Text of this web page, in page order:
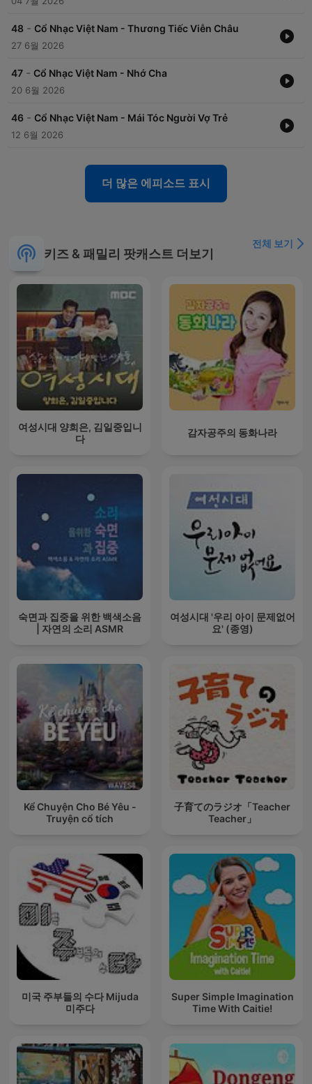
48 - Cổ Nhạc Việt Nam - Thương Tiếc Viễn Châu
27 6월 2026
47 - Cổ Nhạc Việt Nam - Nhớ Cha
20 6월 2026
46 - Cổ Nhạc Việt Nam - Mái Tóc Người Vợ Trẻ
12 6월 2026
더 많은 에피소드 표시
키즈 & 패밀리 팟캐스트 더보기
전체 보기
여성시대 양희은, 김일중입니
다
감자공주의 동화나라
숙면과 집중을 위한 백색소음
| 자연의 소리 ASMR
여성시대 '우리 아이 문제없어
요' (종영)
Kể Chuyện Cho Bé Yêu -
Truyện cổ tích
子育てのラジオ「Teacher
Teacher」
미국 주부들의 수다 Mijuda
미주다
Super Simple Imagination
Time With Caitie!